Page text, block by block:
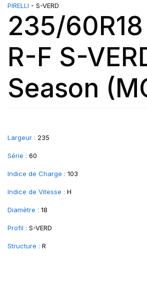
PIRELLI - S-VERD
235/
R-F S-
Season
Largeur : 235
Série : 60
Indice de Charge : 103
Indice de Vitesse : H
Diamètre : 18
Profil : S-VERD
Structure : R